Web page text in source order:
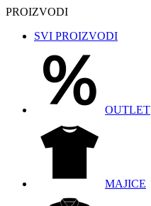
PROIZVODI
SVI PROIZVODI
OUTLET
MAJICE